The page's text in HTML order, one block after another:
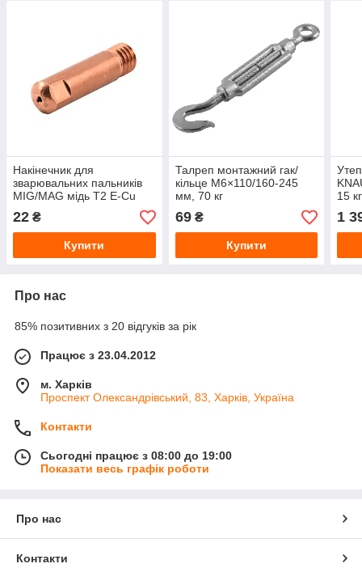
Накінечник для
зварювальних пальників
MIG/MAG мідь Т2 E-Cu
VITA (ES-0001) М6 6×25
мм / під дріт Ø 0.8 мм
22 ₴
Купити
Талреп монтажний гак/
кільце М6×110/160-245
мм, 70 кг
69₴
Купити
15
50
1
Про нас
85% позитивних з 20 відгуків за рік
Працює з 23.04.2012
м. Харків
Проспект Олександрівський, 83, Харків, Україна
Контакти
Сьогодні працює з 08:00 до 19:00
Показати весь графік роботи
Про нас
Контакти